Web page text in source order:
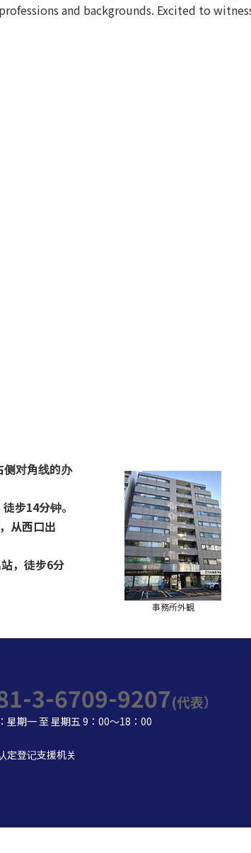
and backgrounds. Excited to
对角线的办
步14分钟。
从西口出
，徒步6分
事務所外観
3-6709-9207(代表）
星期一 至 星期五 9：00～18：00
定登记支援机关